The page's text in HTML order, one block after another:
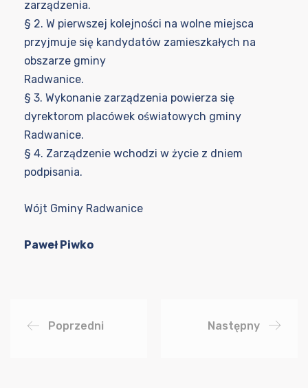
zarządzenia.
§ 2. W pierwszej kolejności na wolne miejsca
przyjmuje się kandydatów zamieszkałych na
obszarze gminy
Radwanice.
§ 3. Wykonanie zarządzenia powierza się
dyrektorom placówek oświatowych gminy
Radwanice.
§ 4. Zarządzenie wchodzi w życie z dniem
podpisania.
Wójt Gminy Radwanice
Paweł Piwko
Poprzedni Następny